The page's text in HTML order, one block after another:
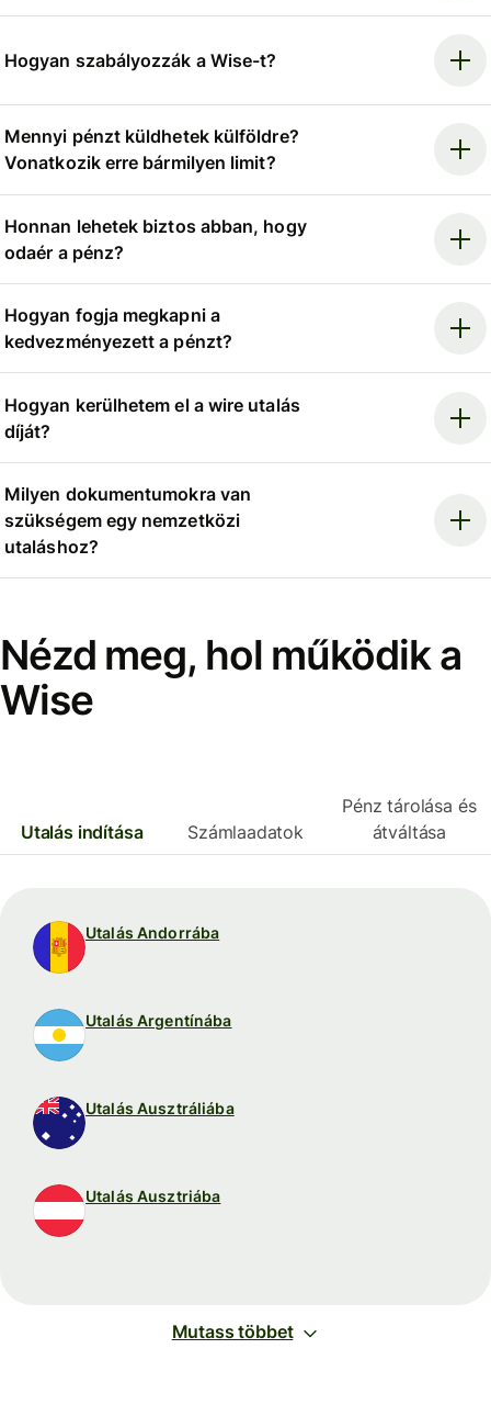
Hogyan szabályozzák a Wise-t?
Mennyi pénzt küldhetek külföldre?
Vonatkozik erre bármilyen limit?
Honnan lehetek biztos abban, hogy
odaér a pénz?
Hogyan fogja megkapni a
kedvezményezett a pénzt?
Hogyan kerülhetem el a wire utalás
díját?
Milyen dokumentumokra van
szükségem egy nemzetközi
utaláshoz?
Nézd meg, hol működik a
Wise
Utalás indítása Számlaadatok
Pénz tárolása és
átváltása
Utalás Andorrába
Utalás Argentínába
Utalás Ausztráliába
Utalás Ausztriába
Mutass többet